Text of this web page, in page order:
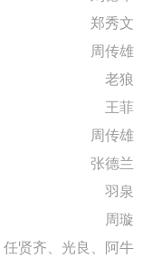
郑秀文
周传雄
老狼
王菲
周传雄
张德兰
羽泉
周璇
任贤齐、光良、阿牛